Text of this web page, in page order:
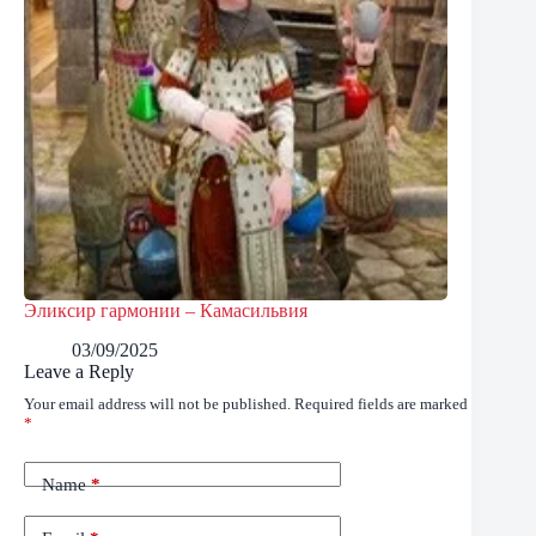
Эликсир гармонии – Камасильвия
03/09/2025
Leave a Reply
Your email address will not be published. Required fields are marked
*
Name*